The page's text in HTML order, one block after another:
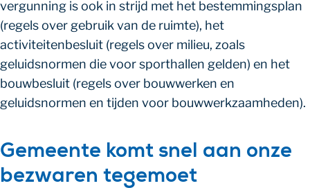
vergunning is ook in strijd met het bestemmingsplan
(regels over gebruik van de ruimte), het
activiteitenbesluit (regels over milieu, zoals
geluidsnormen die voor sporthallen gelden) en het
bouwbesluit (regels over bouwwerken en
geluidsnormen en tijden voor bouwwerkzaamheden).
Gemeente komt snel aan onze
bezwaren tegemoet